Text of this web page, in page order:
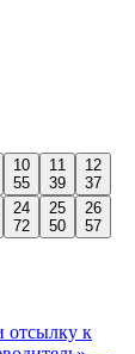
10
55
11
39
12
37
24
72
25
50
26
57
отсылку к